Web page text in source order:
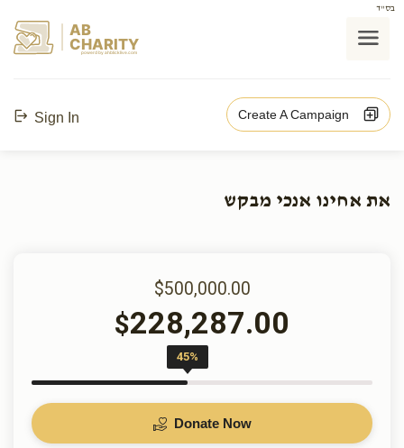
בס"ד
AB
CHARITY
powerd by ahblicklive.com
Sign In Create A Campaign
את אחינו אנכי מבקש
$500,000.00
$228,287.00
45%
Donate Now